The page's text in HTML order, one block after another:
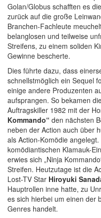
Golan/Globus schafften es
zurück auf die große
Branchen-Fachleute
belanglosen und teilweise
Streifens, zu einem soliden
Gewinne bescherte.
Dies führte dazu, dass
schnellstmöglich ein Sequel
einige andere Produzenten
aufsprangen. So bekamen
Auftragskiller 1982 mit der
Kommando“ den nächsten
neben der Action auch über
als Action-Komödie
komödiantischen Klamauk-
erwies sich „Ninja
Streifen. Heutzutage ist die
Lost-TV Star Hiroyuki
Hauptrollen inne hatte, zu
es sich hierbei um einen der
Genres handelt.